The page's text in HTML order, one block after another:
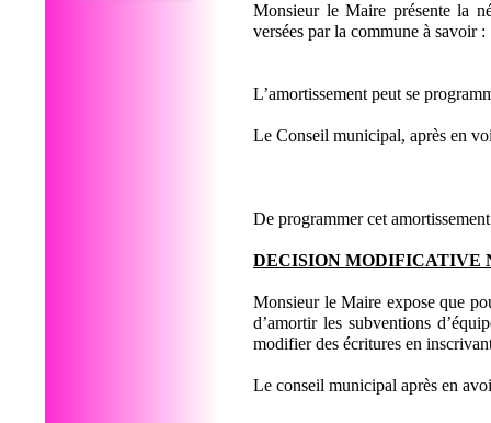
Monsieur le Maire présente la
versées par la commune à
L’amortissement peut se
Le Conseil municipal, après en
De programmer cet
DECISION MODIFICATIVE
Monsieur le Maire expose que
d’amortir les subventions
modifier des écritures en
Le conseil municipal après en